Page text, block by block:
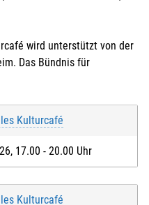
wird unterstützt von der
Das Bündnis für
Kulturcafé
17.00 - 20.00 Uhr
Kulturcafé